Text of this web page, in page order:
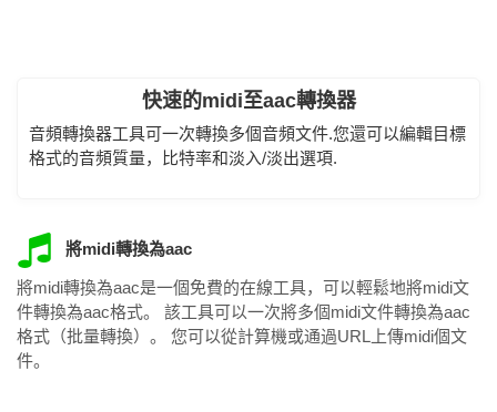
快速的midi至aac轉換器
音頻轉換器工具可一次轉換多個音頻文件.您還可以編輯目標
格式的音頻質量，比特率和淡入/淡出選項.
將midi轉換為aac
將midi轉換為aac是一個免費的在線工具，可以輕鬆地將midi文
件轉換為aac格式。 該工具可以一次將多個midi文件轉換為aac
格式（批量轉換）。 您可以從計算機或通過URL上傳midi個文
件。